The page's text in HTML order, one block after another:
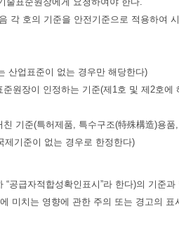
호의 기준을 안전기준으로 적용하여
산업표준이 없는 경우만 해당한다)
원장이 인정하는 기준(제1호 및 제2호에
기준(특허제품, 특수구조(特殊構造)용품,
제기준이 없는 경우로 한정한다)
공급자적합성확인표시”라 한다)의 기준과
미치는 영향에 관한 주의 또는 경고의 표